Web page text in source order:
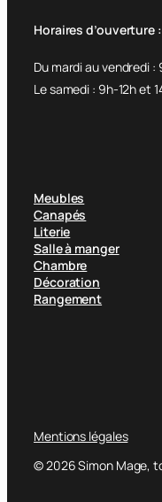
Horaires d’ouverture :
Du mardi au vendredi :
Le samedi : 9h-12h et
Meubles
Canapés
Literie
Salle à manger
Chambre
Décoration
Rangement
Mentions légales
© 2026 Simon Mage,